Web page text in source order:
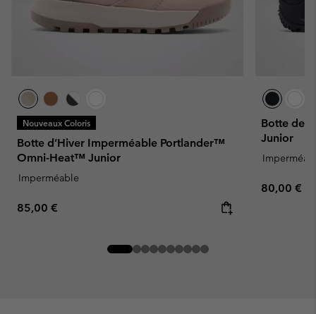
Nouveaux Coloris
Botte d’Hiver Imperméable Portlander™
Omni-Heat™ Junior
Imperméable
Regular price:
85,00 €
Botte de
Junior
Regular
80,00 €